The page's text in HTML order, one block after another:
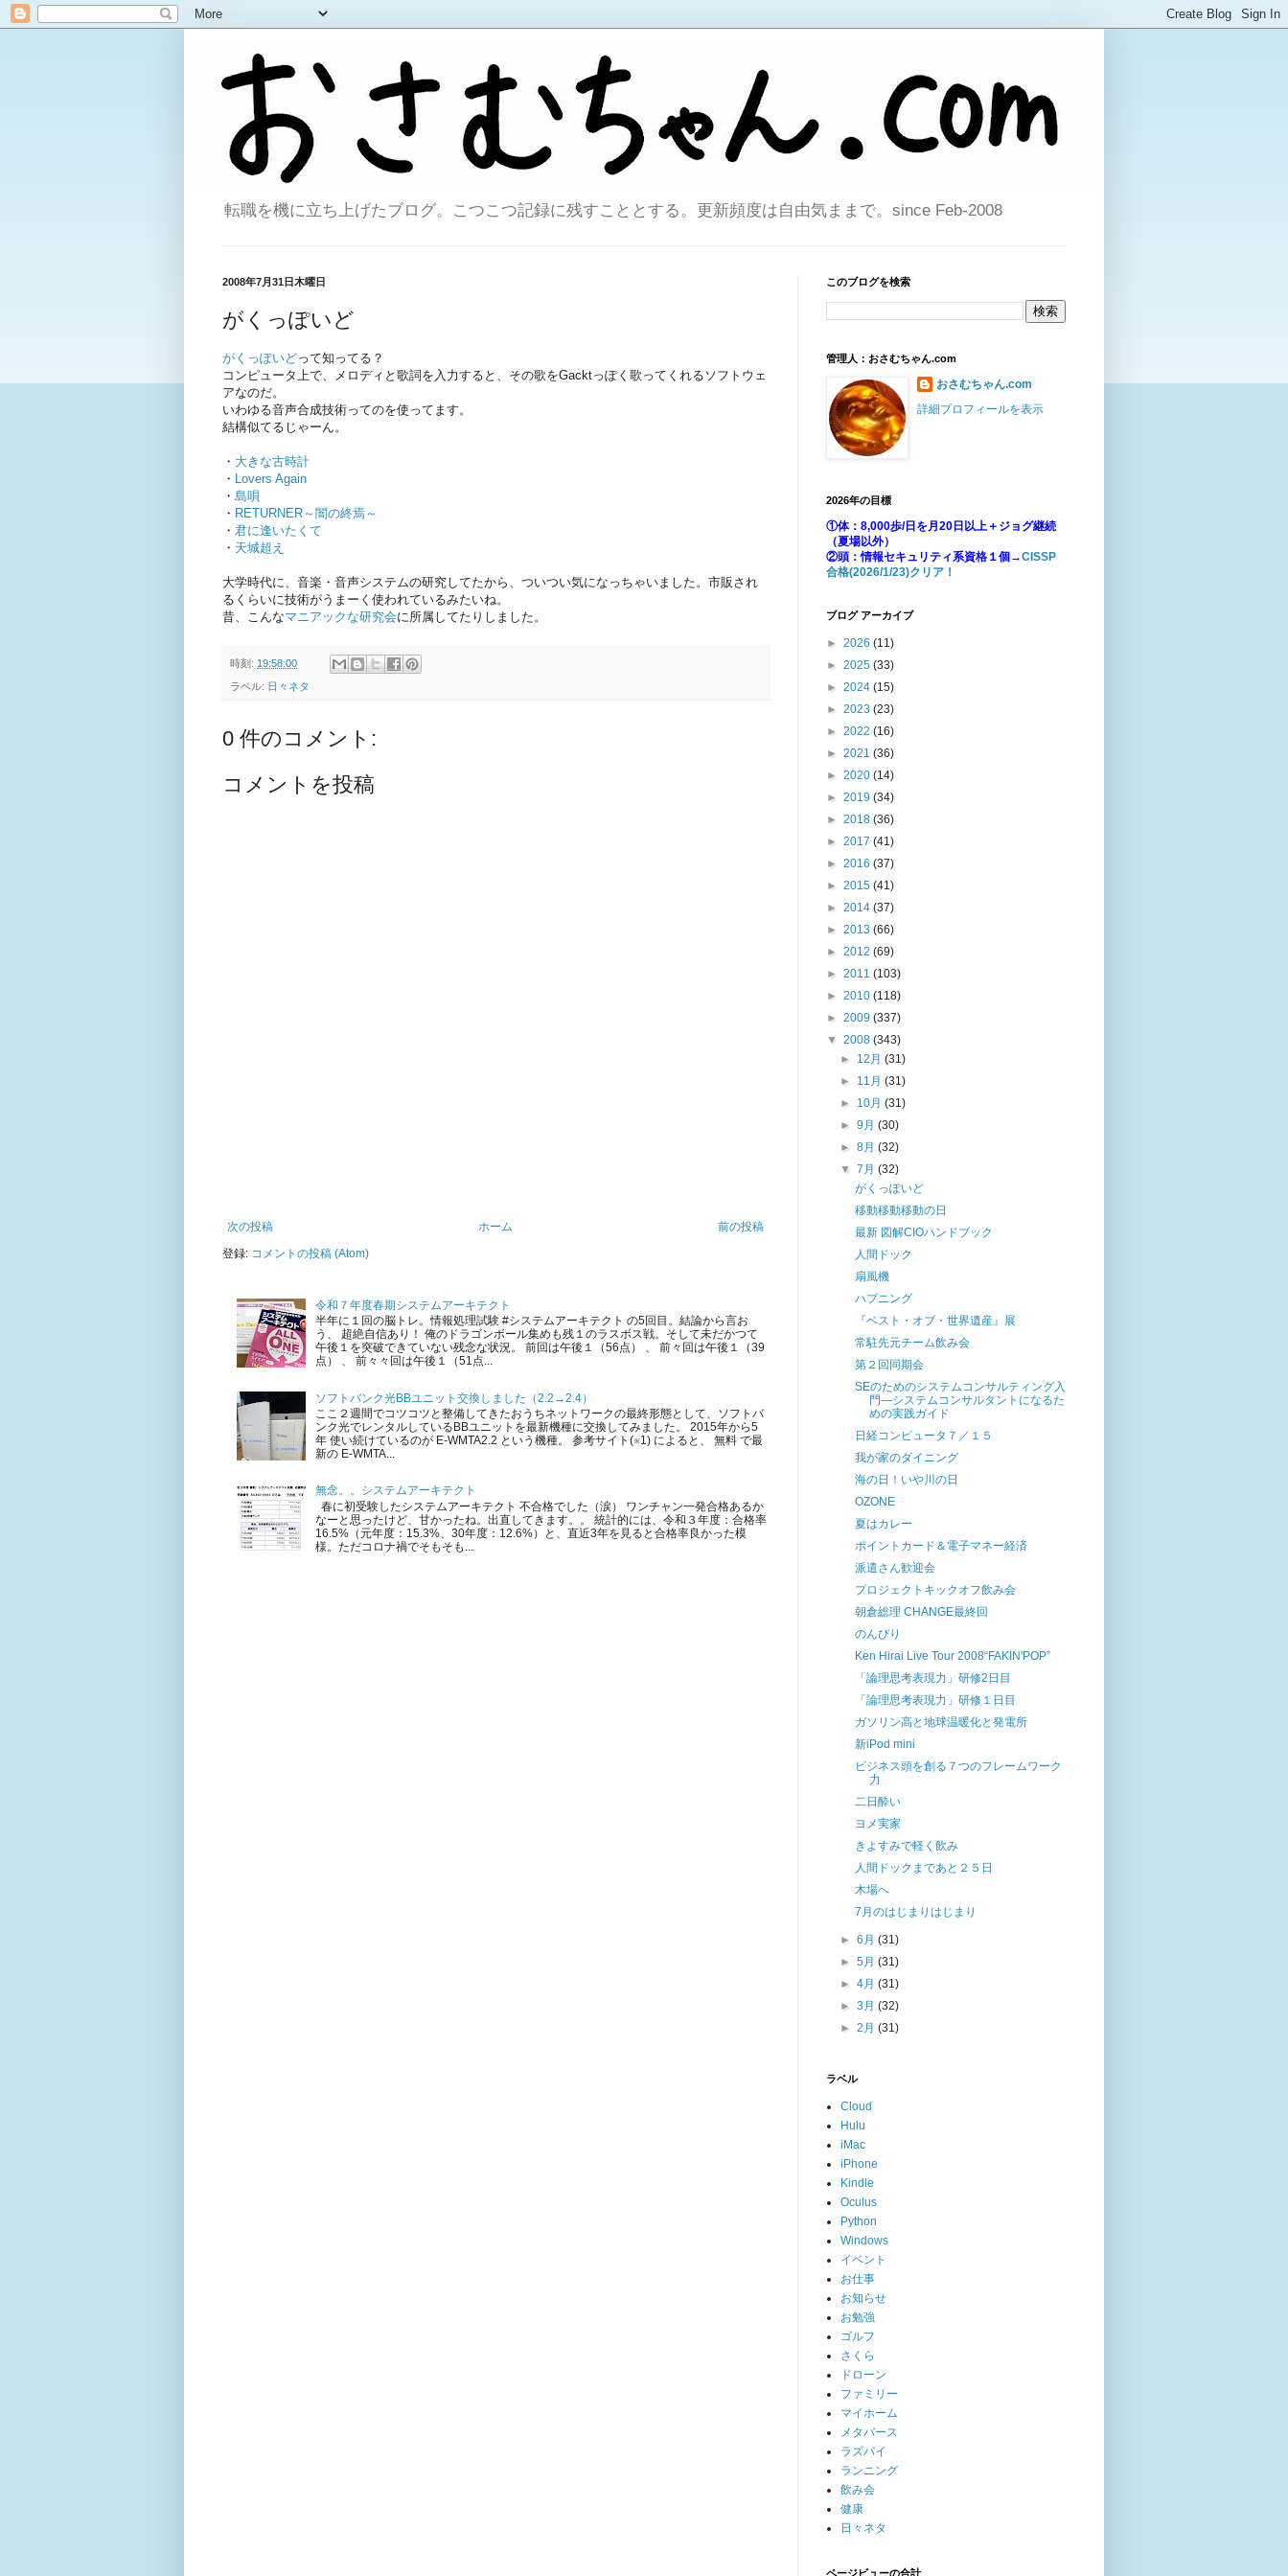
転職を機に立ち上げたブログ。こつこつ記録に残すこととする。更新頻度は自由気ままで。since Feb-2008
2008年7月31日木曜日
がくっぽいど
がくっぽいどって知ってる？
コンピュータ上で、メロディと歌詞を入力すると、その歌をGacktっぽく歌ってくれるソフトウェ
アなのだ。
いわゆる音声合成技術ってのを使ってます。
結構似てるじゃーん。
・ 大きな古時計
・ Lovers Again
・ 島唄
・ RETURNER～闇の終焉～
・ 君に逢いたくて
・ 天城超え
大学時代に、音楽・音声システムの研究してたから、ついつい気になっちゃいました。市販され
るくらいに技術がうまーく使われているみたいね。
昔、こんなマニアックな研究会に所属してたりしました。
時刻: 19:58:00
ラベル: 日々ネタ
0 件のコメント:
コメントを投稿
次の投稿 前の投稿
ホーム
登録: コメントの投稿 (Atom)
令和７年度春期システムアーキテクト
半年に１回の脳トレ。情報処理試験 #システムアーキテクト の5回目。結論から言お
う、 超絶自信あり！ 俺のドラゴンボール集めも残１のラスボス戦。そして未だかつて
午後１を突破できていない残念な状況。 前回は午後１（56点） 、 前々回は午後１（39
点） 、 前々々回は午後１（51点...
ソフトバンク光BBユニット交換しました（2.2→2.4）
ここ２週間でコツコツと整備してきたおうちネットワークの最終形態として、ソフトバ
ンク光でレンタルしているBBユニットを最新機種に交換してみました。 2015年から5
年 使い続けているのが E-WMTA2.2 という機種。 参考サイト(※1) によると、 無料 で最
新の E-WMTA...
無念。。システムアーキテクト
春に初受験したシステムアーキテクト 不合格でした（涙） ワンチャン一発合格あるか
なーと思ったけど、甘かったね。出直してきます。。 統計的には、令和３年度：合格率
16.5%（元年度：15.3%、30年度：12.6%）と、直近3年を見ると合格率良かった模
様。ただコロナ禍でそもそも...
このブログを検索
管理人：おさむちゃん.com
おさむちゃん.com
詳細プロフィールを表示
2026年の目標
①体：8,000歩/日を月20日以上＋ジョグ継続
（夏場以外）
②頭：情報セキュリティ系資格１個→CISSP
合格(2026/1/23)クリア！
ブログ アーカイブ
► 2026 (11)
► 2025 (33)
► 2024 (15)
► 2023 (23)
► 2022 (16)
► 2021 (36)
► 2020 (14)
► 2019 (34)
► 2018 (36)
► 2017 (41)
► 2016 (37)
► 2015 (41)
► 2014 (37)
► 2013 (66)
► 2012 (69)
► 2011 (103)
► 2010 (118)
► 2009 (337)
▼ 2008 (343)
► 12月(31)
► 11月(31)
► 10月(31)
►9月(30)
►8月(32)
▼7月(32)
がくっぽいど
移動移動移動の日
最新 図解CIOハンドブック
人間ドック
扇風機
ハプニング
『ベスト・オブ・世界遺産』展
常駐先元チーム飲み会
第２回同期会
SEのためのシステムコンサルティング入
門―システムコンサルタントになるた
めの実践ガイド
日経コンピュータ７／１５
我が家のダイニング
海の日！いや川の日
OZONE
夏はカレー
ポイントカード＆電子マネー経済
派遣さん歓迎会
プロジェクトキックオフ飲み会
朝倉総理 CHANGE最終回
のんびり
Ken Hirai Live Tour 2008“FAKIN'POP”
「論理思考表現力」研修2日目
「論理思考表現力」研修１日目
ガソリン高と地球温暖化と発電所
新iPod mini
ビジネス頭を創る７つのフレームワーク
力
二日酔い
ヨメ実家
きよすみで軽く飲み
人間ドックまであと２５日
木場へ
7月のはじまりはじまり
►6月(31)
►5月(31)
►4月(31)
►3月(32)
►2月(31)
ラベル
Cloud
Hulu
iMac
iPhone
Kindle
Oculus
Python
Windows
イベント
お仕事
お知らせ
お勉強
ゴルフ
さくら
ドローン
ファミリー
マイホーム
メタバース
ラズパイ
ランニング
飲み会
健康
日々ネタ
ページビューの合計